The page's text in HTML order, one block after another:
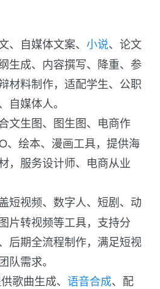
、自媒体文案、 小说、论文
生成、内容撰写、降重、参
材料制作，适配学生、公职
自媒体人。
文生图、图生图、电商作
、绘本、漫画工具，提供海
，服务设计师、电商从业
短视频、数字人、短剧、动
片转视频等工具，支持分
后期全流程制作，满足短视
队需求。
歌曲生成、 语音合成、配